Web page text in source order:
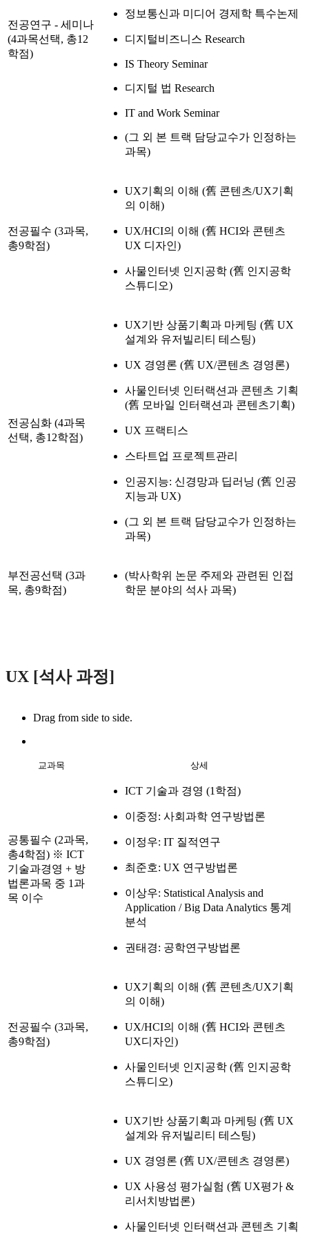
전공연구 - 세미나
(4과목선택, 총12
학점)
정보통신과 미디어 경제학 특수논제
디지털비즈니스 Research
IS Theory Seminar
디지털 법 Research
IT and Work Seminar
(그 외 본 트랙 담당교수가 인정하는
과목)
전공필수 (3과목,
총9학점)
UX기획의 이해 (舊 콘텐츠/UX기획
의 이해)
UX/HCI의 이해 (舊 HCI와 콘텐츠
UX 디자인)
사물인터넷 인지공학 (舊 인지공학
스튜디오)
전공심화 (4과목
선택, 총12학점)
UX기반 상품기획과 마케팅 (舊 UX
설계와 유저빌리티 테스팅)
UX 경영론 (舊 UX/콘텐츠 경영론)
사물인터넷 인터랙션과 콘텐츠 기획
(舊 모바일 인터랙션과 콘텐츠기획)
UX 프랙티스
스타트업 프로젝트관리
인공지능: 신경망과 딥러닝 (舊 인공
지능과 UX)
(그 외 본 트랙 담당교수가 인정하는
과목)
부전공선택 (3과
목, 총9학점)
(박사학위 논문 주제와 관련된 인접
학문 분야의 석사 과목)
UX [석사 과정]
Drag from side to side.
교과목 상세
공통필수 (2과목,
총4학점) ※ ICT
기술과경영 + 방
법론과목 중 1과
목 이수
ICT 기술과 경영 (1학점)
이중정: 사회과학 연구방법론
이정우: IT 질적연구
최준호: UX 연구방법론
이상우: Statistical Analysis and
Application / Big Data Analytics 통계
분석
권태경: 공학연구방법론
전공필수 (3과목,
총9학점)
UX기획의 이해 (舊 콘텐츠/UX기획
의 이해)
UX/HCI의 이해 (舊 HCI와 콘텐츠
UX디자인)
사물인터넷 인지공학 (舊 인지공학
스튜디오)
UX기반 상품기획과 마케팅 (舊 UX
설계와 유저빌리티 테스팅)
UX 경영론 (舊 UX/콘텐츠 경영론)
UX 사용성 평가실험 (舊 UX평가 &
리서치방법론)
사물인터넷 인터랙션과 콘텐츠 기획